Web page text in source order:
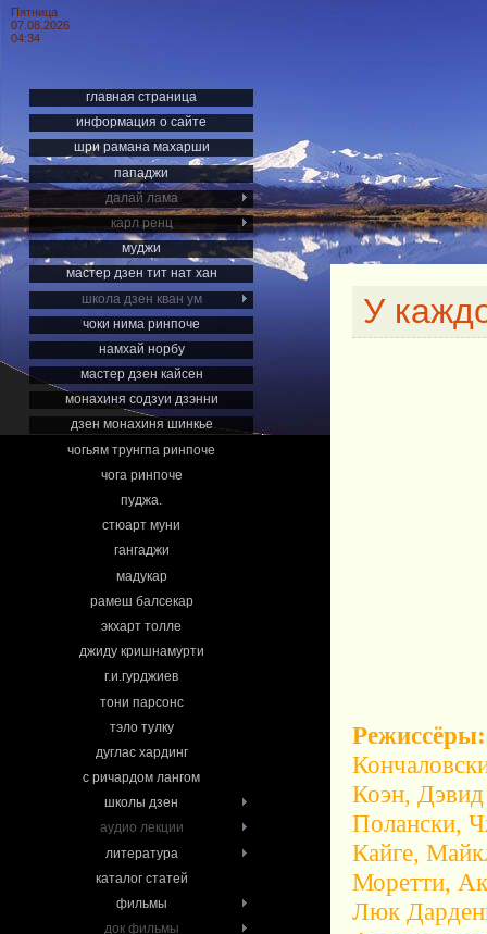
Пятница
07.08.2026
04:34
главная страница
информация о сайте
шри рамана махарши
пападжи
далай лама
карл ренц
муджи
мастер дзен тит нат хан
школа дзен кван ум
чоки нима ринпоче
намхай норбу
мастер дзен кайсен
монахиня содзуи дзэнни
дзен монахиня шинкье
чогьям трунгпа ринпоче
чога ринпоче
пуджа.
стюарт муни
гангаджи
мадукар
рамеш балсекар
экхарт толле
джиду кришнамурти
г.и.гурджиев
тони парсонс
тэло тулку
дуглас хардинг
с ричардом лангом
школы дзен
аудио лекции
литература
каталог статей
фильмы
док фильмы
У
Режиссёры:
Коэн,
Полански,
Кайге,
Моретти,
Люк